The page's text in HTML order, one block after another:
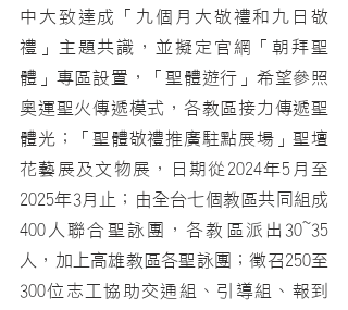
中大致達成「九個月大敬禮和九日敬
禮」主題共識，並擬定官網「朝拜聖
體」專區設置，「聖體遊行」希望參照
奧運聖火傳遞模式，各教區接力傳遞聖
體光；「聖體敬禮推廣駐點展場」聖壇
花藝展及文物展，日期從2024年5月至
2025年3月止；由全台七個教區共同組成
400人聯合聖詠團，各教區派出30~35
人，加上高雄教區各聖詠團；徵召250至
300位志工協助交通組、引導組、報到